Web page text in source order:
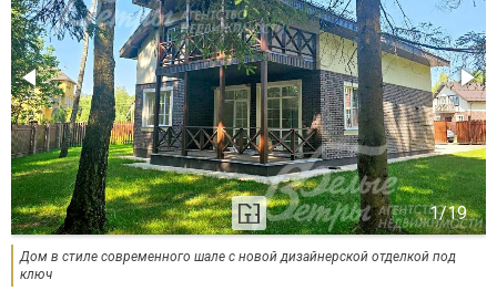
Дом в стиле современного шале с новой дизайнерской отделкой под
ключ